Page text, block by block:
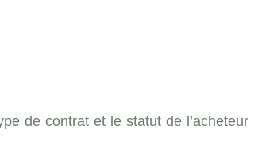
de contrat et le statut de l’acheteur